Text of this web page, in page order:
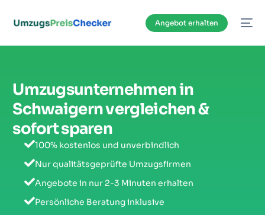
Angebot erhalten
Umzugsunternehmen in
Schwaigern vergleichen &
sofort sparen
100% kostenlos und unverbindlich
Nur qualitätsgeprüfte Umzugsfirmen
Angebote in nur 2-3 Minuten erhalten
Persönliche Beratung inklusive